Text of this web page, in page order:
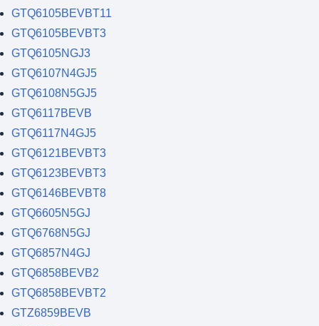
GTQ6105BEVBT11
GTQ6105BEVBT3
GTQ6105NGJ3
GTQ6107N4GJ5
GTQ6108N5GJ5
GTQ6117BEVB
GTQ6117N4GJ5
GTQ6121BEVBT3
GTQ6123BEVBT3
GTQ6146BEVBT8
GTQ6605N5GJ
GTQ6768N5GJ
GTQ6857N4GJ
GTQ6858BEVB2
GTQ6858BEVBT2
GTZ6859BEVB